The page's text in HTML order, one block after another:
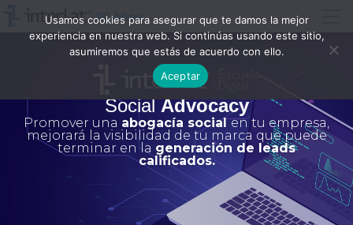
SocialAdvocacy
Promover una abogacía socialen tu empresa,
mejorará la visibilidad de tu marca que puede
terminar en la generación de leads
calificados.
Usamos cookies para asegurar que te damos la mejor
experiencia en nuestra web. Si continúas usando este sitio,
asumiremos que estás de acuerdo con ello.
Aceptar